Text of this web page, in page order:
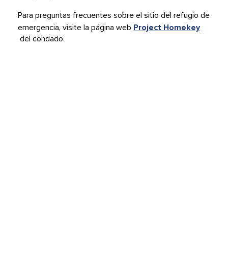
Para preguntas frecuentes sobre el sitio del refugio de
emergencia, visite la página web Project Homekey
del condado.